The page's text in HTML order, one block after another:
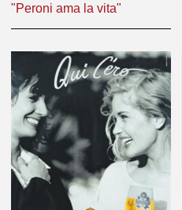
"Peroni ama la vita"